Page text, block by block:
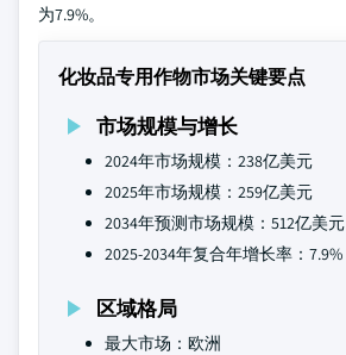
为7.9%。
化妆品专用作物市场关键要点
市场规模与增长
2024年市场规模：238亿美元
2025年市场规模：259亿美元
2034年预测市场规模：512亿美元
2025-2034年复合年增长率：7.9%
区域格局
最大市场：欧洲